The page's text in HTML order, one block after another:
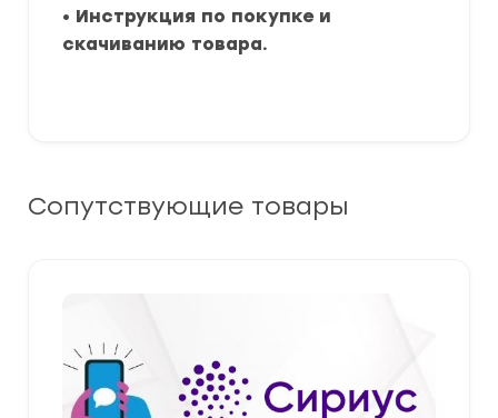
• Инструкция по покупке и
скачиванию товара.
Сопутствующие товары